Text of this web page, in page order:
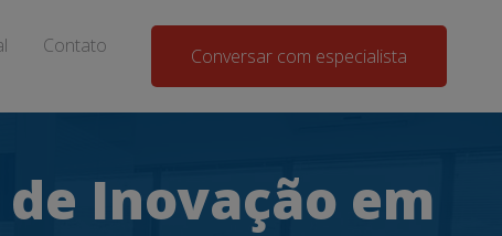
Contato Conversar com especialista
Inovação em